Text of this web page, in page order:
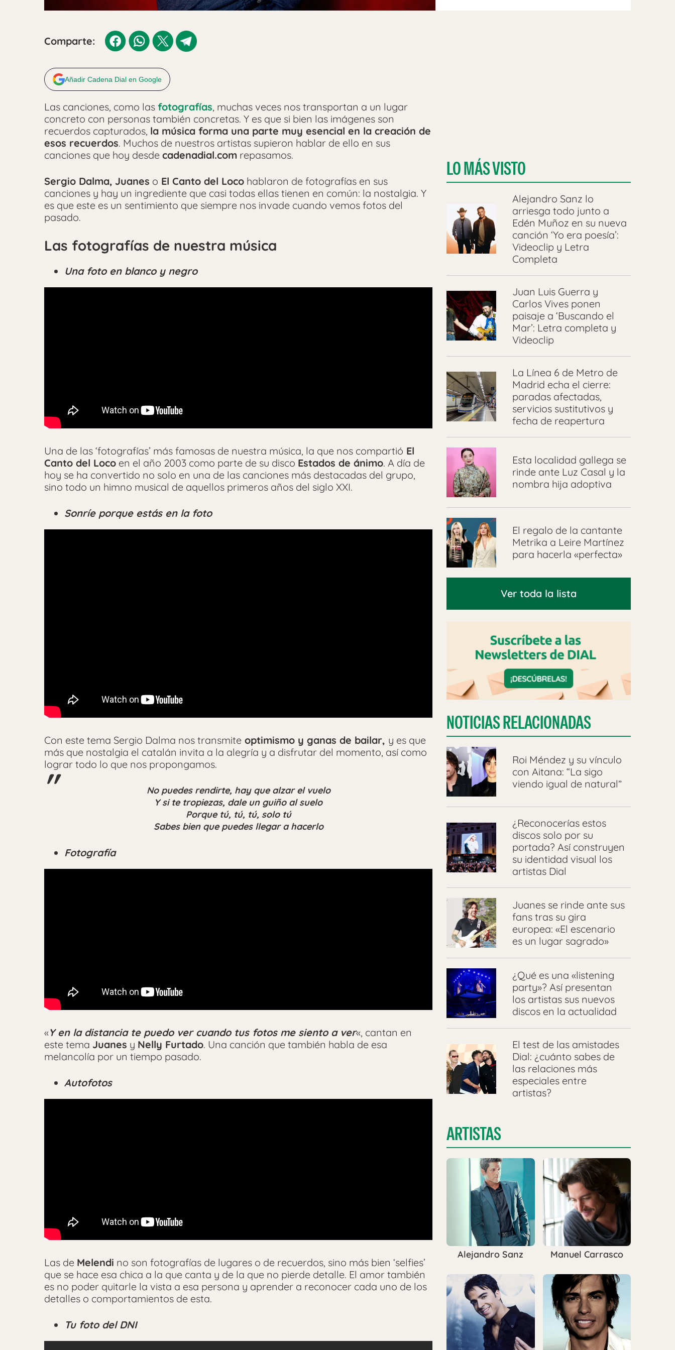
Comparte:
Añadir Cadena Dial en Google
Las canciones, como las fotografías, muchas veces nos transportan a un lugar
concreto con personas también concretas. Y es que si bien las imágenes son
recuerdos capturados, la música forma una parte muy esencial en la creación de
esos recuerdos. Muchos de nuestros artistas supieron hablar de ello en sus
canciones que hoy desde cadenadial.com repasamos.
Sergio Dalma, Juanes o El Canto del Loco hablaron de fotografías en sus
canciones y hay un ingrediente que casi todas ellas tienen en común: la nostalgia. Y
es que este es un sentimiento que siempre nos invade cuando vemos fotos del
pasado.
Las fotografías de nuestra música
Una foto en blanco y negro
Una de las ‘fotografías’ más famosas de nuestra música, la que nos compartió El
Canto del Loco en el año 2003 como parte de su disco Estados de ánimo. A día de
hoy se ha convertido no solo en una de las canciones más destacadas del grupo,
sino todo un himno musical de aquellos primeros años del siglo XXI.
Sonríe porque estás en la foto
Con este tema Sergio Dalma nos transmite optimismo y ganas de bailar, y es que
más que nostalgia el catalán invita a la alegría y a disfrutar del momento, así como
lograr todo lo que nos propongamos.
No puedes rendirte, hay que alzar el vuelo
Y si te tropiezas, dale un guiño al suelo
Porque tú, tú, tú, solo tú
Sabes bien que puedes llegar a hacerlo
Fotografía
«Y en la distancia te puedo ver cuando tus fotos me siento a ver«, cantan en
este tema Juanes y Nelly Furtado. Una canción que también habla de esa
melancolía por un tiempo pasado.
Autofotos
Las de Melendi no son fotografías de lugares o de recuerdos, sino más bien ‘selfies’
que se hace esa chica a la que canta y de la que no pierde detalle. El amor también
es no poder quitarle la vista a esa persona y aprender a reconocer cada uno de los
detalles o comportamientos de esta.
Tu foto del DNI
LO MÁS VISTO
Alejandro Sanz lo
arriesga todo junto a
Edén Muñoz en su nueva
canción ‘Yo era poesía’:
Videoclip y Letra
Completa
Juan Luis Guerra y
Carlos Vives ponen
paisaje a ‘Buscando el
Mar’: Letra completa y
Videoclip
La Línea 6 de Metro de
Madrid echa el cierre:
paradas afectadas,
servicios sustitutivos y
fecha de reapertura
Esta localidad gallega se
rinde ante Luz Casal y la
nombra hija adoptiva
El regalo de la cantante
Metrika a Leire Martínez
para hacerla «perfecta»
Ver toda la lista
NOTICIAS RELACIONADAS
Roi Méndez y su vínculo
con Aitana: “La sigo
viendo igual de natural”
¿Reconocerías estos
discos solo por su
portada? Así construyen
su identidad visual los
artistas Dial
Juanes se rinde ante sus
fans tras su gira
europea: «El escenario
es un lugar sagrado»
¿Qué es una «listening
party»? Así presentan
los artistas sus nuevos
discos en la actualidad
El test de las amistades
Dial: ¿cuánto sabes de
las relaciones más
especiales entre
artistas?
ARTISTAS
Alejandro Sanz Manuel Carrasco